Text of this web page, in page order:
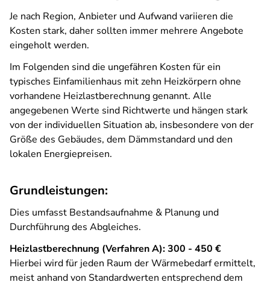
Je nach Region, Anbieter und Aufwand variieren die
Kosten stark, daher sollten immer mehrere Angebote
eingeholt werden.
Im Folgenden sind die ungefähren Kosten für ein
typisches Einfamilienhaus mit zehn Heizkörpern ohne
vorhandene Heizlastberechnung genannt. Alle
angegebenen Werte sind Richtwerte und hängen stark
von der individuellen Situation ab, insbesondere von der
Größe des Gebäudes, dem Dämmstandard und den
lokalen Energiepreisen.
Grundleistungen:
Dies umfasst Bestandsaufnahme & Planung und
Durchführung des Abgleiches.
Heizlastberechnung (Verfahren A): 300 - 450 €
Hierbei wird für jeden Raum der Wärmebedarf ermittelt,
meist anhand von Standardwerten entsprechend dem